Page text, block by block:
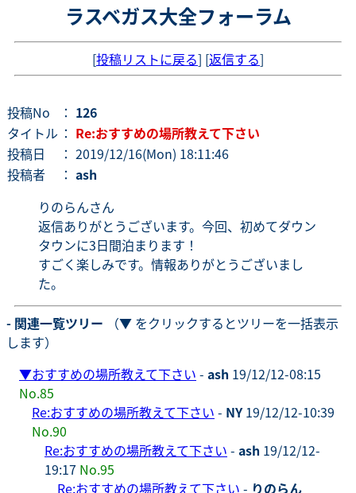
ラスベガス大全フォーラム
[投稿リストに戻る] [返信する]
投稿No ： 126
タイトル ： Re:おすすめの場所教えて下さい
投稿日
： 2019/12/16(Mon) 18:11:46
投稿者
： ash
りのらんさん
返信ありがとうございます。今回、初めてダウン
タウンに3日間泊まります！
すごく楽しみです。情報ありがとうございまし
た。
- 関連一覧ツリー （▼ をクリックするとツリーを一括表示
します）
▼おすすめの場所教えて下さい - ash 19/12/12-08:15
No.85
Re:おすすめの場所教えて下さい - NY19/12/12-10:39
No.90
Re:おすすめの場所教えて下さい - ash 19/12/12-
19:17 No.95
Re:おすすめの場所教えて下さい - りのらん